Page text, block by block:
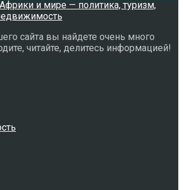
сайта вы найдете очень много
читайте, делитесь информацией!